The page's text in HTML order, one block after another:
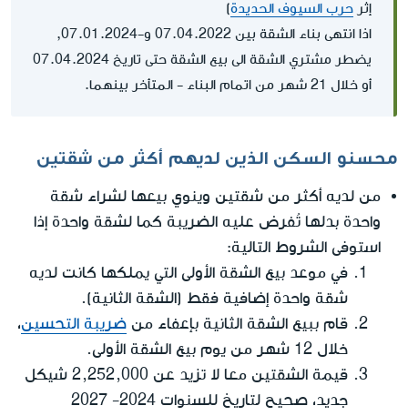
إثر حرب السيوف الحديدة)
اذا انتهى بناء الشقة بين 07.04.2022 و-07.01.2024,
يضطر مشتري الشقة الى بيع الشقة حتى تاريخ 07.04.2024
أو خلال 21 شهر من اتمام البناء - المتأخر بينهما.
محسنو السكن الذين لديهم أكثر من شقتين
من لديه أكثر من شقتين وينوي بيعها لشراء شقة
واحدة بدلها تُفرض عليه الضريبة كما لشقة واحدة إذا
استوفى الشروط التالية:
في موعد بيع الشقة الأولى التي يملكها كانت لديه
شقة واحدة إضافية فقط (الشقة الثانية).
قام ببيع الشقة الثانية بإعفاء من ضريبة التحسين،
خلال 12 شهر من يوم بيع الشقة الأولى.
قيمة الشقتين معا لا تزيد عن 2,252,000 شيكل
جديد، صحيح لتاريخ للسنوات 2024- 2027